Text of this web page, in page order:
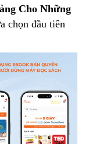
Cho Những
chọn đầu tiên